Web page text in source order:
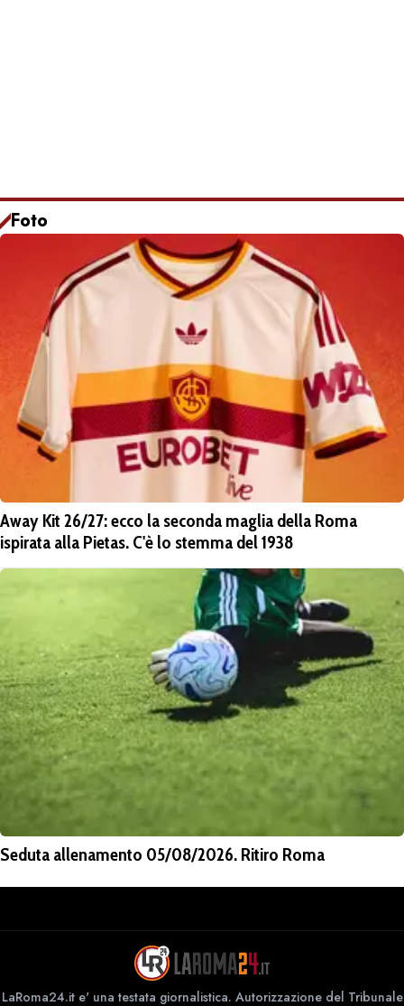
Foto
Away Kit 26/27: ecco la seconda maglia della Roma
ispirata alla Pietas. C'è lo stemma del 1938
Seduta allenamento 05/08/2026. Ritiro Roma
LaRoma24.it e' una testata giornalistica. Autorizzazione del Tribunale